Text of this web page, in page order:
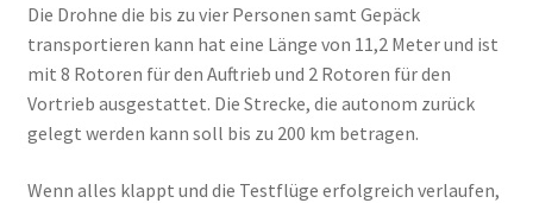
Die Drohne die bis zu vier Personen samt Gepäck
transportieren kann hat eine Länge von 11,2 Meter und ist
mit 8 Rotoren für den Auftrieb und 2 Rotoren für den
Vortrieb ausgestattet. Die Strecke, die autonom zurück
gelegt werden kann soll bis zu 200 km betragen.
Wenn alles klappt und die Testflüge erfolgreich verlaufen,